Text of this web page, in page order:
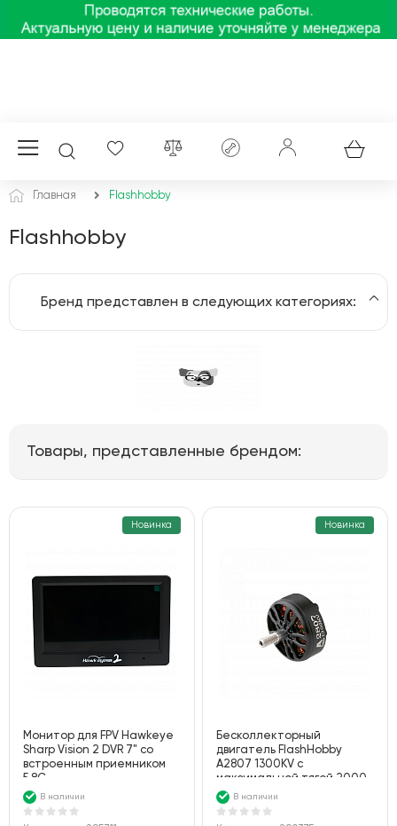
Главная Flashhobby
Flashhobby
Бренд представлен в следующих категориях:
Товары, представленные брендом:
Новинка
Монитор для FPV Hawkeye
Sharp Vision 2 DVR 7" со
встроенным приемником
5.8G
В наличии
Новинка
Бесколлекторный
двигатель FlashHobby
A2807 1300KV с
максимальной тягой 2000
г
В наличии